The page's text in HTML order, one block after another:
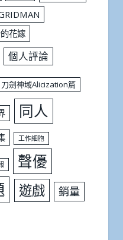
花嫁
個人評論
刀劍神域Alicization篇
同人
工作細胞
聲優
遊戲 銷量